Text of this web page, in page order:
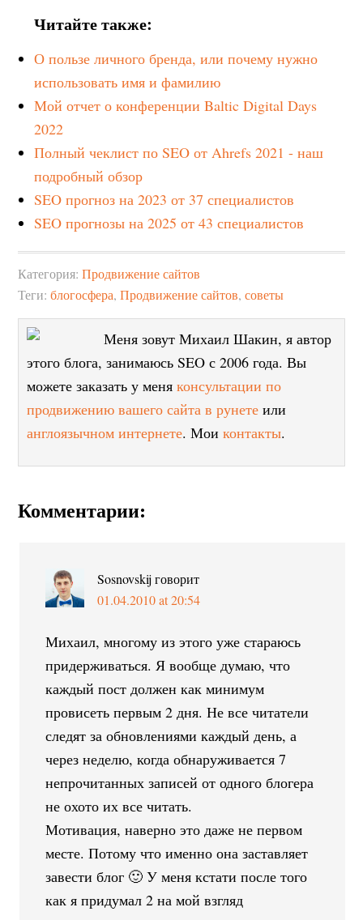
Читайте также:
О пользе личного бренда, или почему нужно
использовать имя и фамилию
Мой отчет о конференции Baltic Digital Days
2022
Полный чеклист по SEO от Ahrefs 2021 - наш
подробный обзор
SEO прогноз на 2023 от 37 специалистов
SEO прогнозы на 2025 от 43 специалистов
Категория:Продвижение сайтов
Теги:блогосфера,Продвижение сайтов,советы
Меня зовут Михаил Шакин, я автор
этого блога, занимаюсь SEO с 2006 года. Вы
можете заказать у меняконсультации по
продвижению вашего сайта в рунете или
англоязычном интернете. Моиконтакты.
Комментарии:
Sosnovskij говорит
01.04.2010 at 20:54
Михаил, многому из этого уже стараюсь
придерживаться. Я вообще думаю, что
каждый пост должен как минимум
провисеть первым 2 дня. Не все читатели
следят за обновлениями каждый день, а
через неделю, когда обнаруживается 7
непрочитанных записей от одного блогера
не охото их все читать.
Мотивация, наверно это даже не первом
месте. Потому что именно она заставляет
завести блог 🙂 У меня кстати после того
как я придумал 2 на мой взгляд